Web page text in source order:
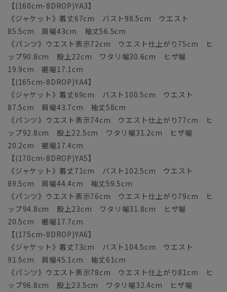
【(160cm-8DROP)YA3】
《ジャケット》着丈67cm バスト98.5cm ウエスト
85.5cm 肩幅43cm 袖丈56.5cm
《パンツ》ウエスト表示72cm ウエスト仕上がり75cm ヒ
ップ90.8cm 股上22cm ワタリ幅30.6cm ヒザ幅
19.9cm 裾幅17.1cm
【(165cm-8DROP)YA4】
《ジャケット》着丈69cm バスト100.5cm ウエスト
87.5cm 肩幅43.7cm 袖丈58cm
《パンツ》ウエスト表示74cm ウエスト仕上がり77cm ヒ
ップ92.8cm 股上22.5cm ワタリ幅31.2cm ヒザ幅
20.2cm 裾幅17.4cm
【(170cm-8DROP)YA5】
《ジャケット》着丈71cm バスト102.5cm ウエスト
89.5cm 肩幅44.4cm 袖丈59.5cm
《パンツ》ウエスト表示76cm ウエスト仕上がり79cm ヒ
ップ94.8cm 股上23cm ワタリ幅31.8cm ヒザ幅
20.5cm 裾幅17.7cm
【(175cm-8DROP)YA6】
《ジャケット》着丈73cm バスト104.5cm ウエスト
91.5cm 肩幅45.1cm 袖丈61cm
《パンツ》ウエスト表示78cm ウエスト仕上がり81cm ヒ
ップ96.8cm 股上23.5cm ワタリ幅32.4cm ヒザ幅